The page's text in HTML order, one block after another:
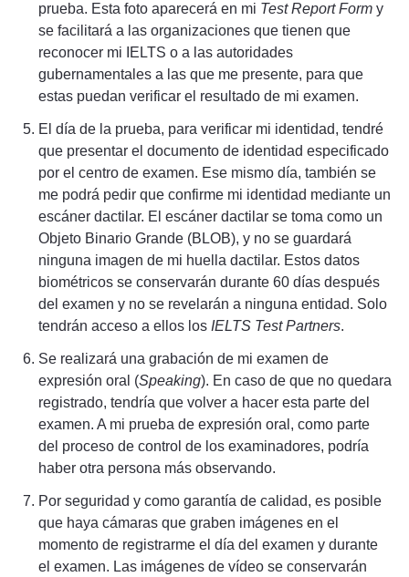
prueba. Esta foto aparecerá en mi Test Report Form y
se facilitará a las organizaciones que tienen que
reconocer mi IELTS o a las autoridades
gubernamentales a las que me presente, para que
estas puedan verificar el resultado de mi examen.
El día de la prueba, para verificar mi identidad, tendré
que presentar el documento de identidad especificado
por el centro de examen. Ese mismo día, también se
me podrá pedir que confirme mi identidad mediante un
escáner dactilar. El escáner dactilar se toma como un
Objeto Binario Grande (BLOB), y no se guardará
ninguna imagen de mi huella dactilar. Estos datos
biométricos se conservarán durante 60 días después
del examen y no se revelarán a ninguna entidad. Solo
tendrán acceso a ellos los IELTS Test Partners.
Se realizará una grabación de mi examen de
expresión oral (Speaking). En caso de que no quedara
registrado, tendría que volver a hacer esta parte del
examen. A mi prueba de expresión oral, como parte
del proceso de control de los examinadores, podría
haber otra persona más observando.
Por seguridad y como garantía de calidad, es posible
que haya cámaras que graben imágenes en el
momento de registrarme el día del examen y durante
el examen. Las imágenes de vídeo se conservarán